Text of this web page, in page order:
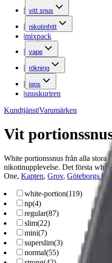
| vitt snus
| nikotinfritt
|mixpack
| vape
| rökning
| iqos
|snuskuriren
Kundtjänst|Varumärken
Vit
White portionssnus från alla stora
nikotinupplevelse. Det första
One, Kapten, Grov, Göteborgs
white-portion(119)
np(4)
regular(87)
slim(22)
mini(7)
superslim(3)
normal(55)